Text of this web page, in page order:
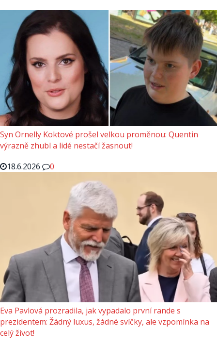
Syn Ornelly Koktové prošel velkou proměnou: Quentin
výrazně zhubl a lidé nestačí žasnout!
18.6.2026
0
Eva Pavlová prozradila, jak vypadalo první rande s
prezidentem: Žádný luxus, žádné svíčky, ale vzpomínka na
celý život!